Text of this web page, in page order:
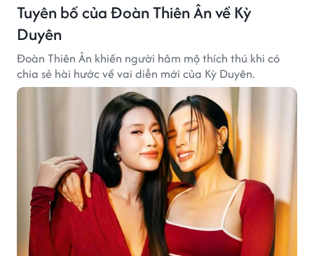
Tuyên bố của Đoàn Thiên Ân về Kỳ
Duyên
Đoàn Thiên Ân khiến người hâm mộ thích thú khi có
chia sẻ hài hước về vai diễn mới của Kỳ Duyên.